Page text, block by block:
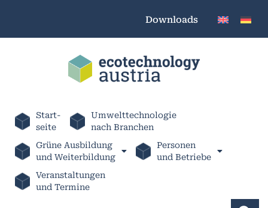
Downloads
Start-
seite
Umwelttechnologie
nach Branchen
Grüne Ausbildung
und Weiterbildung
Personen
und Betriebe
Veranstaltungen
und Termine